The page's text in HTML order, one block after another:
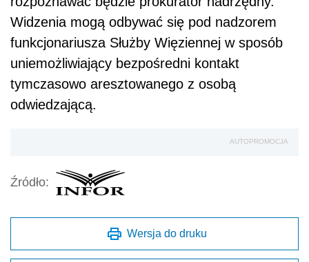
Widzenia mogą odbywać się pod nadzorem
funkcjonariusza Służby Więziennej w sposób
uniemożliwiający bezpośredni kontakt
tymczasowo aresztowanego z osobą
odwiedzającą.
AUTOPROMOCJA
Źródło:
Wersja do druku